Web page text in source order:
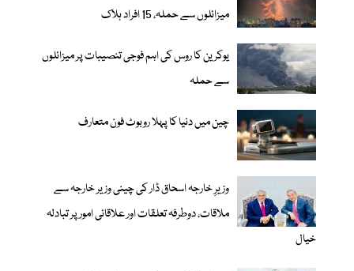
میزائلوں سے حملہ، 15 افراد ہلاک
یوکرین کا روس کی اہم فوجی تنصیبات پر میزائلوں
سے حملہ
چین میں دنیا کا پہلا روبوٹ فون متعارف
وزیرِ خارجہ اسحاق ڈار کی چینی وزیر خارجہ سے
ملاقات، دوطرفہ تعلقات اور علاقائی امور پر تبادلہ
خیال